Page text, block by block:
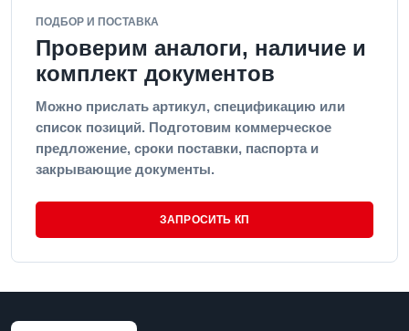
ПОДБОР И ПОСТАВКА
Проверим аналоги, наличие и
комплект документов
Можно прислать артикул, спецификацию или
список позиций. Подготовим коммерческое
предложение, сроки поставки, паспорта и
закрывающие документы.
ЗАПРОСИТЬ КП